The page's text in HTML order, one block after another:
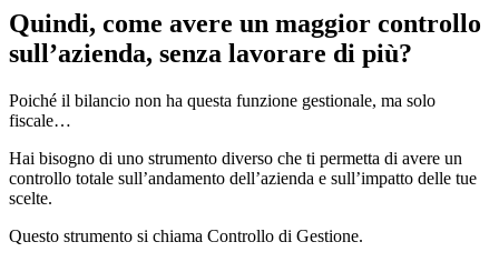
Quindi, come avere un maggior controllo
sull’azienda, senza lavorare di più?
Poiché il bilancio non ha questa funzione gestionale, ma solo
fiscale…
Hai bisogno di uno strumento diverso che ti permetta di avere un
controllo totale sull’andamento dell’azienda e sull’impatto delle tue
scelte.
Questo strumento si chiama Controllo di Gestione.